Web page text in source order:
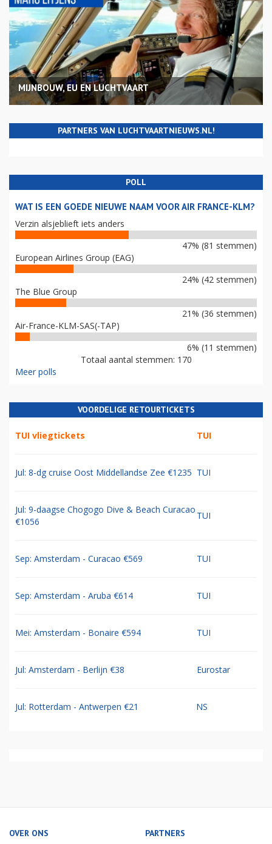
MIJNBOUW, EU EN LUCHTVAART
PARTNERS VAN LUCHTVAARTNIEUWS.NL!
POLL
WAT IS EEN GOEDE NIEUWE NAAM VOOR AIR FRANCE-KLM?
Verzin alsjeblieft iets anders
47% (81 stemmen)
European Airlines Group (EAG)
24% (42 stemmen)
The Blue Group
21% (36 stemmen)
Air-France-KLM-SAS(-TAP)
6% (11 stemmen)
Totaal aantal stemmen: 170
Meer polls
VOORDELIGE RETOURTICKETS
TUI vliegtickets TUI
Jul: 8-dg cruise Oost Middellandse Zee €1235 TUI
Jul: 9-daagse Chogogo Dive & Beach Curacao
€1056
TUI
Sep: Amsterdam - Curacao €569 TUI
Sep: Amsterdam - Aruba €614 TUI
Mei: Amsterdam - Bonaire €594 TUI
Jul: Amsterdam - Berlijn €38 Eurostar
Jul: Rotterdam - Antwerpen €21 NS
OVER ONS PARTNERS